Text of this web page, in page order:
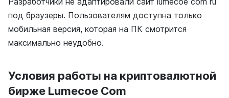
под браузеры. Пользователям доступна только
мобильная версия, которая на ПК смотрится
максимально неудобно.
Условия работы на криптовалютной
бирже Lumecoe Com